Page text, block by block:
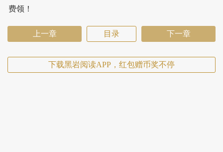
费领！
上一章 目录 下一章
下载黑岩阅读APP，红包赠币奖不停